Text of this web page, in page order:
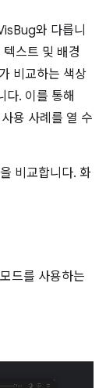
와 다릅니
스트 및 배경
비교하는 색상
다. 이를 통해
용 사례를 열 수
비교합니다. 화
드를 사용하는